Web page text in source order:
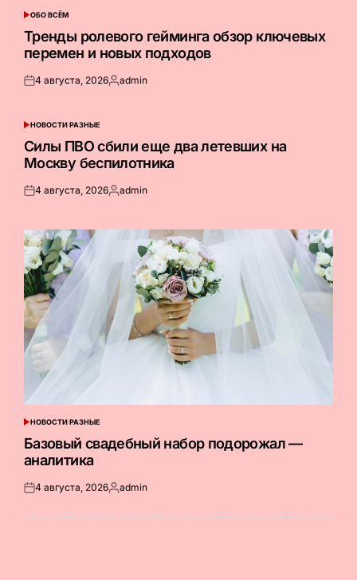
ОПУБЛИКОВАНО
В
ОБО ВСЁМ
Тренды ролевого гейминга обзор ключевых
перемен и новых подходов
Опубликовано
4 августа, 2026Запись
admin
ОПУБЛИКОВАНО
НОВОСТИ РАЗНЫЕ
Силы ПВО сбили еще два летевших на
Москву беспилотника
Опубликовано
4 августа, 2026Запись
admin
ОПУБЛИКОВАНО
В
НОВОСТИ РАЗНЫЕ
Базовый свадебный набор подорожал —
аналитика
Опубликовано
4 августа, 2026Запись
admin